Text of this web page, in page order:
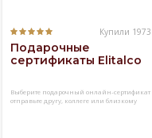
Купили 1973
Подарочные
сертификаты Elitalco
Выберите подарочный онлайн-сертификат
отправьте другу, коллеге или близкому